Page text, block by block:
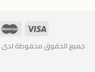
جميع الحقوق محفوظة لدى